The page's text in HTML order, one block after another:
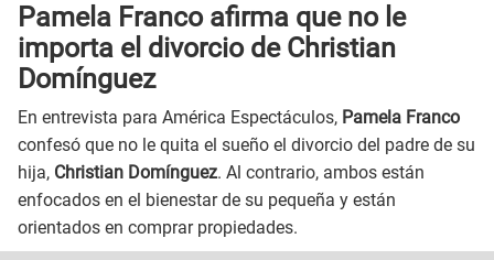
Pamela Franco afirma que no le
importa el divorcio de Christian
Domínguez
En entrevista para América Espectáculos, Pamela Franco
confesó que no le quita el sueño el divorcio del padre de su
hija, Christian Domínguez. Al contrario, ambos están
enfocados en el bienestar de su pequeña y están
orientados en comprar propiedades.